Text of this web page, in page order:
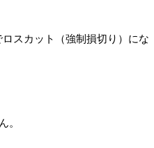
スカット（強制損切り）にな
。